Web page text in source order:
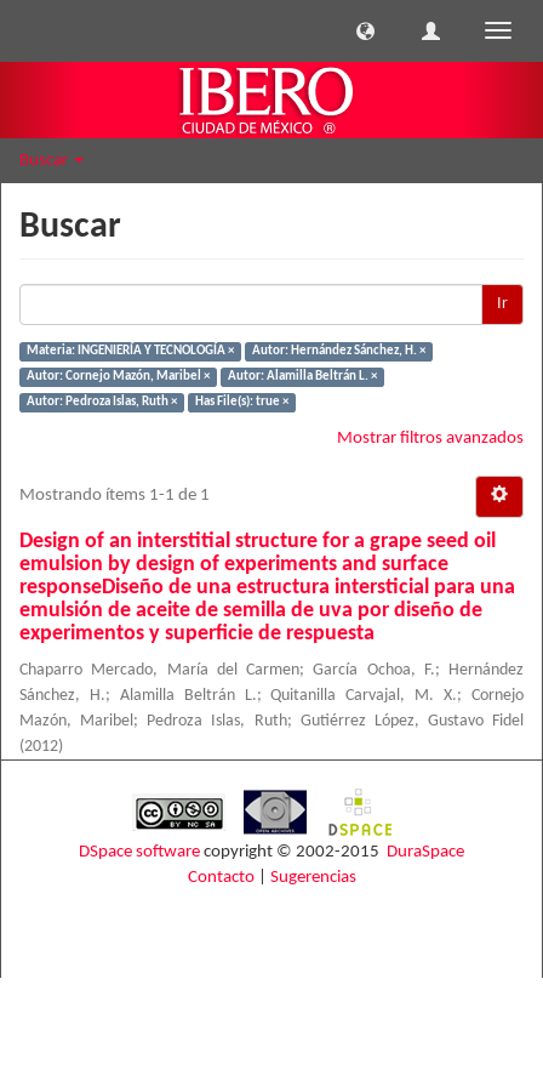
Buscar
Buscar
Ir
Materia: INGENIERÍA Y TECNOLOGÍA ×
Autor: Hernández Sánchez, H. ×
Autor: Cornejo Mazón, Maribel ×
Autor: Alamilla Beltrán L. ×
Autor: Pedroza Islas, Ruth ×
Has File(s): true ×
Mostrar filtros avanzados
Mostrando ítems 1-1 de 1
Design of an interstitial structure for a grape seed oil
emulsion by design of experiments and surface
responseDiseño de una estructura intersticial para una
emulsión de aceite de semilla de uva por diseño de
experimentos y superficie de respuesta
Chaparro Mercado, María del Carmen;García Ochoa, F.;
Hernández
Sánchez, H.; Alamilla Beltrán L.;Quitanilla Carvajal, M. X.;Cornejo
Mazón, Maribel ; Pedroza Islas, Ruth; Gutiérrez López, Gustavo Fidel
(2012)
DSpace software copyright © 2002-2015 DuraSpace
Contacto| Sugerencias